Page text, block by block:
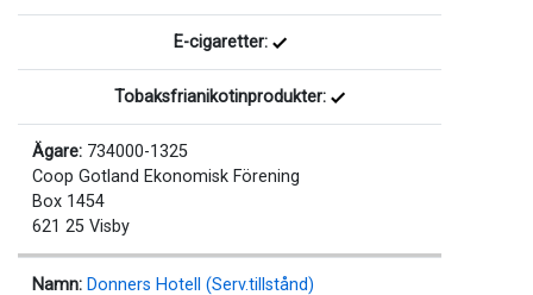
E-cigaretter:
Tobaksfrianikotinprodukter:
Ägare: 734000-1325
Coop Gotland Ekonomisk Förening
Box 1454
621 25 Visby
Namn: Donners Hotell (Serv.tillstånd)